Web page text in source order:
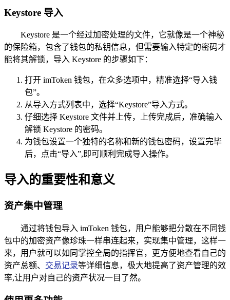
Keystore 导入
Keystore 是一个经过加密处理的文件，它就像是一个神秘
的保险箱，包含了钱包的私钥信息，但需要输入特定的密码才
能将其解锁，导入 Keystore 的步骤如下：
打开 imToken 钱包，在众多选项中，精准选择“导入钱
包”。
从导入方式列表中，选择“Keystore”导入方式。
仔细选择 Keystore 文件并上传，上传完成后，准确输入
解锁 Keystore 的密码。
为钱包设置一个独特的名称和新的钱包密码，设置完毕
后，点击“导入”,即可顺利完成导入操作。
导入的重要性和意义
资产集中管理
通过将钱包导入 imToken 钱包，用户能够把分散在不同钱
包中的加密资产像珍珠一样串连起来，实现集中管理，这样一
来，用户就可以如同掌控全局的指挥官，更方便地查看自己的
资产总额、 交易记录等详细信息，极大地提高了资产管理的效
率,让用户对自己的资产状况一目了然。